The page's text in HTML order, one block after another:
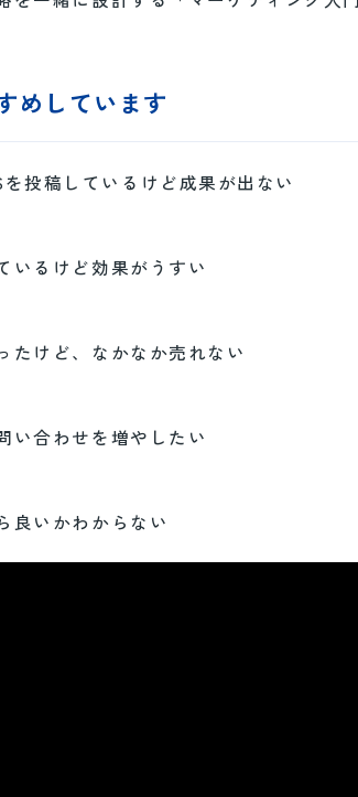
めしています
投稿しているけど成果が出ない
いるけど効果がうすい
たけど、なかなか売れない
い合わせを増やしたい
良いかわからない